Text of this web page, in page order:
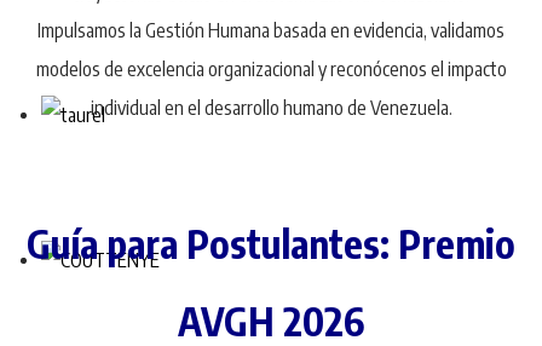
Impulsamos la Gestión Humana basada en evidencia, validamos
modelos de excelencia organizacional y reconócenos el impacto
individual en el desarrollo humano de Venezuela.
Guía para Postulantes: Premio
AVGH 2026